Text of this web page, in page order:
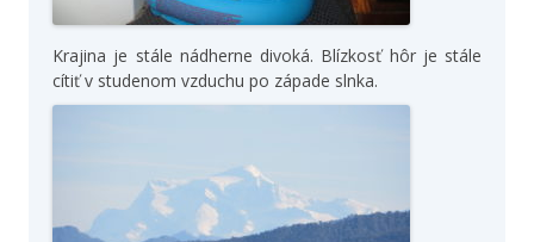
Krajina je stále nádherne divoká. Blízkosť hôr je stále
cítiť v studenom vzduchu po západe slnka.